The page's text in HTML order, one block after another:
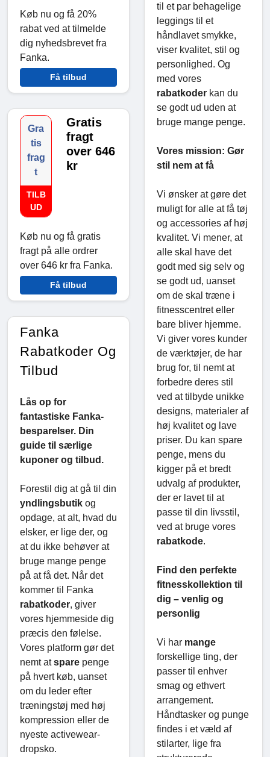
Køb nu og få 20%
rabat ved at tilmelde
dig nyhedsbrevet fra
Fanka.
Få tilbud
Gra
tis
frag
t
TILB
UD
Gratis
fragt
over 646
kr
Køb nu og få gratis
fragt på alle ordrer
over 646 kr fra Fanka.
Få tilbud
Fanka
Rabatkoder Og
Tilbud
Lås op for
fantastiske Fanka-
besparelser. Din
guide til særlige
kuponer og tilbud.
Forestil dig at gå til din
yndlingsbutik og
opdage, at alt, hvad du
elsker, er lige der, og
at du ikke behøver at
bruge mange penge
på at få det. Når det
kommer til Fanka
rabatkoder, giver
vores hjemmeside dig
præcis den følelse.
Vores platform gør det
nemt atspare penge
på hvert køb, uanset
om du leder efter
træningstøj med høj
kompression eller de
nyeste activewear-
dropsko.
til et par behagelige
leggings til et
håndlavet smykke,
viser kvalitet, stil og
personlighed. Og
med vores
rabatkoder kan du
se godt ud uden at
bruge mange penge.
Vores mission: Gør
stil nem at få
Vi ønsker at gøre det
muligt for alle at få tøj
og accessories af høj
kvalitet. Vi mener, at
alle skal have det
godt med sig selv og
se godt ud, uanset
om de skal træne i
fitnesscentret eller
bare bliver hjemme.
Vi giver vores kunder
de værktøjer, de har
brug for, til nemt at
forbedre deres stil
ved at tilbyde unikke
designs, materialer af
høj kvalitet og lave
priser. Du kan spare
penge, mens du
kigger på et bredt
udvalg af produkter,
der er lavet til at
passe til din livsstil,
ved at bruge vores
rabatkode.
Find den perfekte
fitnesskollektion til
dig – venlig og
personlig
Vi har mange
forskellige ting, der
passer til enhver
smag og ethvert
arrangement.
Håndtasker og punge
findes i et væld af
stilarter, lige fra